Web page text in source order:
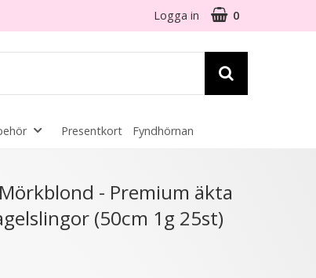
Logga in 0
Presentkort Fyndhörnan
- Premium äkta
(50cm 1g 25st)